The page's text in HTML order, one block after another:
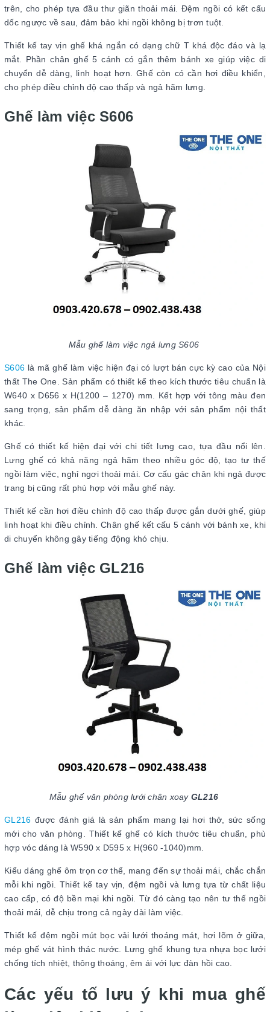
trên, cho phép tựa đầu thư giãn thoải mái. Đệm ngồi có kết cấu
dốc ngược về sau, đảm bảo khi ngồi không bị trơn tuột.
Thiết kế tay vịn ghế khá ngắn có dạng chữ T khá độc đáo và lạ
mắt. Phần chân ghế 5 cánh có gắn thêm bánh xe giúp việc di
chuyển dễ dàng, linh hoạt hơn. Ghế còn có cần hơi điều khiển,
cho phép điều chỉnh độ cao thấp và ngả hãm lưng.
Ghế làm việc S606
Mẫu ghế làm việc ngả lưng S606
S606 là mã ghế làm việc hiện đại có lượt bán cực kỳ cao của Nội
thất The One. Sản phẩm có thiết kế theo kích thước tiêu chuẩn là
W640 x D656 x H(1200 – 1270) mm. Kết hợp với tông màu đen
sang trọng, sản phẩm dễ dàng ăn nhập với sản phẩm nội thất
khác.
Ghế có thiết kế hiện đại với chi tiết lưng cao, tựa đầu nổi lên.
Lưng ghế có khả năng ngả hãm theo nhiều góc độ, tạo tư thế
ngồi làm việc, nghỉ ngơi thoải mái. Cơ cấu gác chân khi ngả được
trang bị cũng rất phù hợp với mẫu ghế này.
Thiết kế cần hơi điều chỉnh độ cao thấp được gắn dưới ghế, giúp
linh hoạt khi điều chỉnh. Chân ghế kết cấu 5 cánh với bánh xe, khi
di chuyển không gây tiếng động khó chịu.
Ghế làm việc GL216
Mẫu ghế văn phòng lưới chân xoay GL216
GL216 được đánh giá là sản phẩm mang lại hơi thở, sức sống
mới cho văn phòng. Thiết kế ghế có kích thước tiêu chuẩn, phù
hợp vóc dáng là W590 x D595 x H(960 -1040)mm.
Kiểu dáng ghế ôm trọn cơ thể, mang đến sự thoải mái, chắc chắn
mỗi khi ngồi. Thiết kế tay vịn, đệm ngồi và lưng tựa từ chất liệu
cao cấp, có độ bền mại khi ngồi. Từ đó càng tạo nên tư thế ngồi
thoải mái, dễ chịu trong cả ngày dài làm việc.
Thiết kế đệm ngồi mút bọc vải lưới thoáng mát, hơi lõm ở giữa,
mép ghế vát hình thác nước. Lưng ghế khung tựa nhựa bọc lưới
chống tích nhiệt, thông thoáng, êm ái với lực đàn hồi cao.
Các yếu tố lưu ý khi mua ghế